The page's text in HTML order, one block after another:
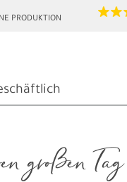
PRODUKTION
großen Tag